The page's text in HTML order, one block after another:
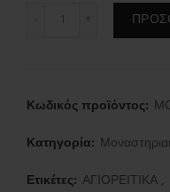
Ο μυστικός
Κωδικός προϊόντος:
Κατηγορία:
Ετικέτες: ΑΓΙΟΡΕΙΤΙΚΑ,